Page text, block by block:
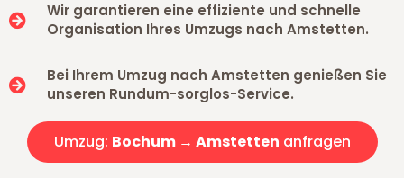
Wir garantieren eine effiziente und schnelle
Organisation Ihres Umzugs nach Amstetten.
Bei Ihrem Umzug nach Amstetten genießen Sie
unseren Rundum-sorglos-Service.
Umzug: Bochum → Amstetten anfragen